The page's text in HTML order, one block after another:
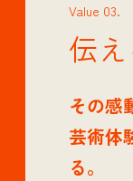
Value 03.
伝え
その感
芸術体
る。